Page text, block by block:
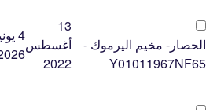
الحصار- مخيم اليرموك -
Y01011967NF65
13
أغسطس
2022
4